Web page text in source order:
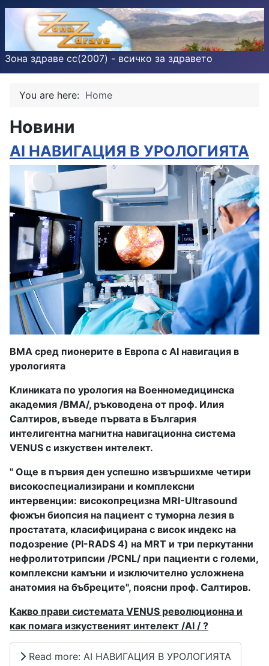
Зона здраве cc(2007) - всичко за здравето
You are here: Home
Новини
AI НАВИГАЦИЯ В УРОЛОГИЯТА
ВМА сред пионерите в Европа с AI навигация в
урологията
Клиниката по урология на Военномедицинска
академия /ВМА/, ръководена от проф. Илия
Салтиров, въведе първата в България
интелигентна магнитна навигационна система
VENUS с изкуствен интелект.
" Още в първия ден успешно извършихме четири
високоспециализирани и комплексни
интервенции: високопрецизна MRI-Ultrasound
фюжън биопсия на пациент с туморна лезия в
простатата, класифицирана с висок индекс на
подозрение (PI-RADS 4) на MRT и три перкутанни
нефролитотрипсии /PCNL/ при пациенти с големи,
комплексни камъни и изключително усложнена
анатомия на бъбреците", поясни проф. Салтиров.
Какво прави системата VENUS революционна и
как помага изкуственият интелект /AI / ?
Read more: AI НАВИГАЦИЯ В УРОЛОГИЯТА